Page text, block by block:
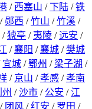
/ 西塞山 /下陆 /铁
/ 郧西 /竹山 /竹溪 /
/猇亭 / 夷陵 /远安 /
/襄阳 /襄城 /樊城
宜城 /鄂州 / 梁子湖 /
/ 京山 /孝感 /孝南
/沙市 / 公安 / 江
/ 团风 /红安 / 罗田 /